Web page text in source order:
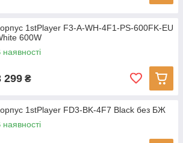
1stPlayer F3-A-WH-4F1-PS-600FK-EU
600W
наявності
299 ₴
1stPlayer FD3-BK-4F7 Black без БЖ
наявності